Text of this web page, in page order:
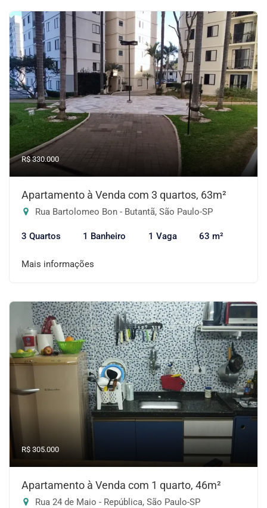
R$ 330.000
Apartamento à Venda com 3 quartos, 63m²
Rua Bartolomeo Bon - Butantã, São Paulo-SP
3 Quartos 1 Banheiro 1 Vaga 63 m²
Mais informações
R$ 305.000
Apartamento à Venda com 1 quarto, 46m²
Rua 24 de Maio - República, São Paulo-SP